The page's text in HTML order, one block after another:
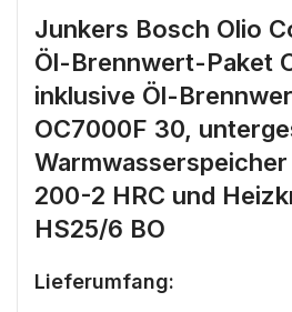
Junkers Bosch Olio
Öl-Brennwert-Paket
inklusive Öl-
OC7000F 30,
200-2 HRC und
HS25/6 BO
Lieferumfang: